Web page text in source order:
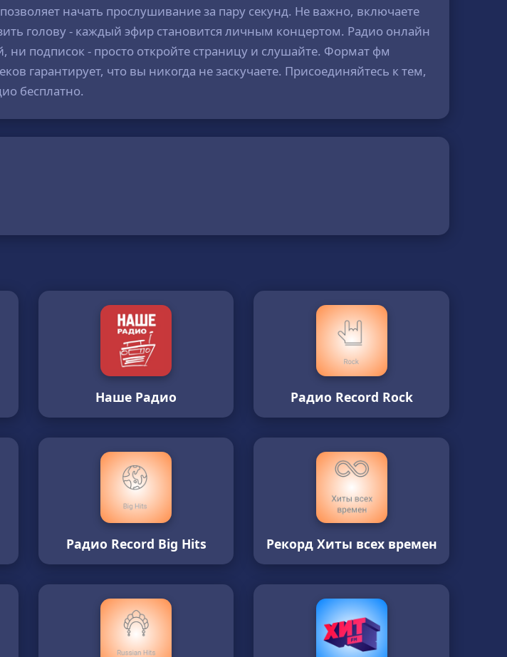
начать прослушивание за пару секунд. Не важно, включаете
голову - каждый эфир становится личным концертом. Радио онлайн
подписок - просто откройте страницу и слушайте. Формат фм
гарантирует, что вы никогда не заскучаете. Присоединяйтесь к тем,
бесплатно.
Наше Радио Радио Record Rock
Радио Record Big Hits Рекорд Хиты всех времен